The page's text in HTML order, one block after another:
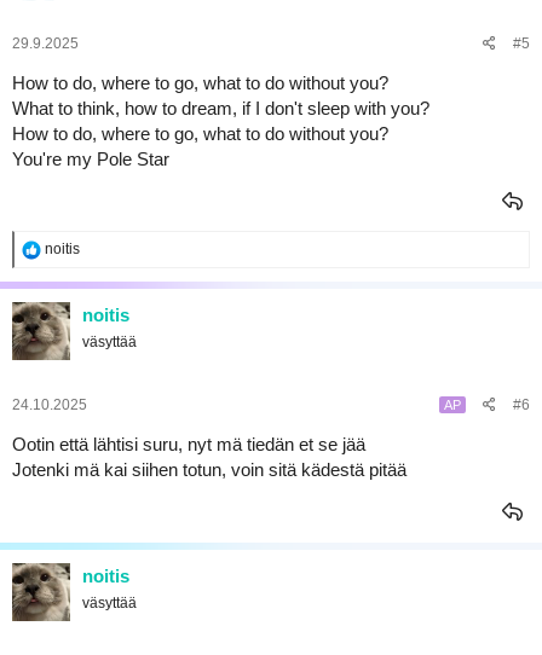
:
29.9.2025 #5
How to do, where to go, what to do without you?
What to think, how to dream, if I don't sleep with you?
How to do, where to go, what to do without you?
You're my Pole Star
R
a
k
t
i
o
:
noitis
noitis
väsyttää
24.10.2025 AP #6
Ootin että lähtisi suru, nyt mä tiedän et se jää
Jotenki mä kai siihen totun, voin sitä kädestä pitää
noitis
väsyttää